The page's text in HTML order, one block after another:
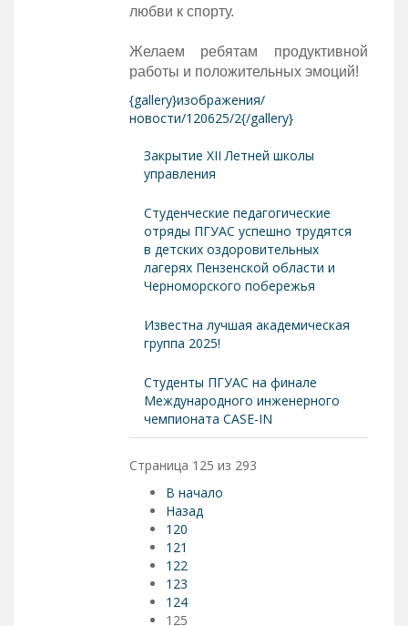
любви к спорту.
Желаем ребятам продуктивной
работы и положительных эмоций!
{gallery}изображения/
новости/120625/2{/gallery}
Закрытие ХII Летней школы
управления
Студенческие педагогические
отряды ПГУАС успешно трудятся
в детских оздоровительных
лагерях Пензенской области и
Черноморского побережья
Известна лучшая академическая
группа 2025!
Студенты ПГУАС на финале
Международного инженерного
чемпионата CASE-IN
Страница 125 из 293
В начало
Назад
120
121
122
123
124
125